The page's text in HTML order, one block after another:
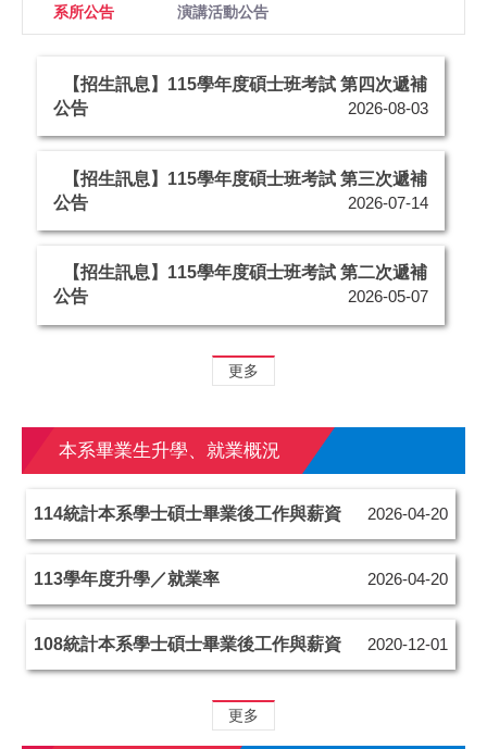
系所公告 演講活動公告
【招生訊息】115學年度碩士班考試 第四次遞補
公告
2026-08-03
【招生訊息】115學年度碩士班考試 第三次遞補
公告
2026-07-14
【招生訊息】115學年度碩士班考試 第二次遞補
公告
2026-05-07
更多
本系畢業生升學、就業概況
114統計本系學士碩士畢業後工作與薪資 2026-04-20
113學年度升學／就業率 2026-04-20
108統計本系學士碩士畢業後工作與薪資 2020-12-01
更多